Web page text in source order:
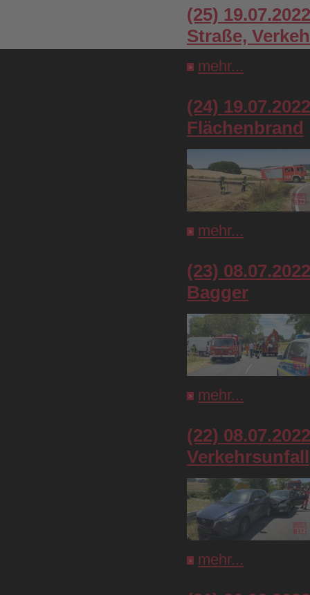
(25)
Straße,
mehr...
(24)
Flächenbrand
mehr...
(23)
Bagger
mehr...
(22)
Verkehrsunfall
mehr...